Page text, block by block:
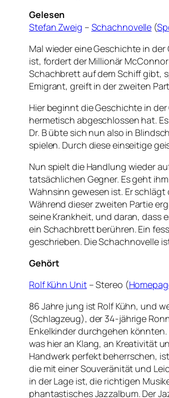
Gelesen
Stefan Zweig – Schachnovelle (
Mal wieder eine Geschichte in
ist, fordert der Millionär
Schachbrett auf dem Schiff gibt,
Emigrant, greift in der zweiten
Hier beginnt die Geschichte in
hermetisch abgeschlossen hat.
Dr. B übte sich nun also in
spielen. Durch diese einseitige
Nun spielt die Handlung wieder
tatsächlichen Gegner. Es geht
Wahnsinn gewesen ist. Er
Während dieser zweiten Partie
seine Krankheit, und daran, dass
ein Schachbrett berühren. Ein
geschrieben. Die Schachnovelle
Gehört
Rolf Kühn Unit– Stereo (
86 Jahre jung ist Rolf Kühn, und
(Schlagzeug), der 34-jährige
Enkelkinder durchgehen
was hier an Klang, an Kreativität
Handwerk perfekt beherrschen,
die mit einer Souveränität und
in der Lage ist, die richtigen
phantastisches Jazzalbum. Der